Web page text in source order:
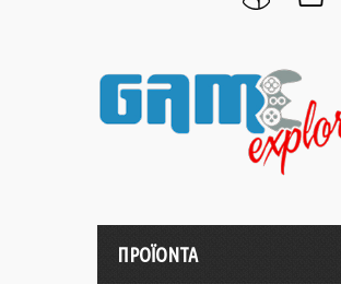
μου
ΠΡΟΪΟΝΤΑ